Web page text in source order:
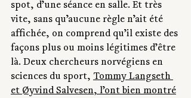
spot, d’une séance en salle. Et très
vite, sans qu’aucune règle n’ait été
affichée, on comprend qu’il existe des
façons plus ou moins légitimes d’être
là. Deux chercheurs norvégiens en
sciences du sport, Tommy Langseth
et Øyvind Salvesen, l’ont bien montré